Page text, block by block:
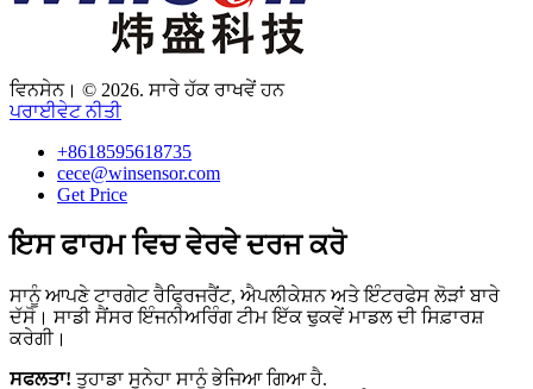
ਵਿਨਸੇਨ। © 2026. ਸਾਰੇ ਹੱਕ ਰਾਖਵੇਂ ਹਨ
ਪਰਾਈਵੇਟ ਨੀਤੀ
+8618595618735
cece@winsensor.com
Get Price
ਇਸ ਫਾਰਮ ਵਿਚ ਵੇਰਵੇ ਦਰਜ ਕਰੋ
ਸਾਨੂੰ ਆਪਣੇ ਟਾਰਗੇਟ ਰੈਫ੍ਰਿਜਰੈਂਟ, ਐਪਲੀਕੇਸ਼ਨ ਅਤੇ ਇੰਟਰਫੇਸ ਲੋੜਾਂ ਬਾਰੇ
ਦੱਸੋ। ਸਾਡੀ ਸੈਂਸਰ ਇੰਜਨੀਅਰਿੰਗ ਟੀਮ ਇੱਕ ਢੁਕਵੇਂ ਮਾਡਲ ਦੀ ਸਿਫ਼ਾਰਸ਼
ਕਰੇਗੀ।
ਸਫਲਤਾ! ਤੁਹਾਡਾ ਸੁਨੇਹਾ ਸਾਨੂੰ ਭੇਜਿਆ ਗਿਆ ਹੈ.